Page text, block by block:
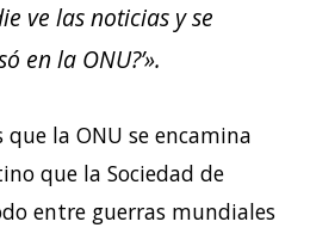
ve las noticias y se
en la ONU?’».
la ONU se encamina
que la Sociedad de
entre guerras mundiales